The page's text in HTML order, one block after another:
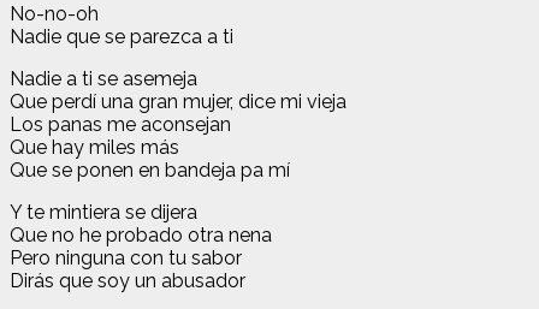
No-no-oh
Nadie que se parezca a ti
Nadie a ti se asemeja
Que perdí una gran mujer, dice mi vieja
Los panas me aconsejan
Que hay miles más
Que se ponen en bandeja pa mí
Y te mintiera se dijera
Que no he probado otra nena
Pero ninguna con tu sabor
Dirás que soy un abusador